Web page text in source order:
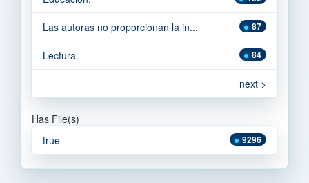
87
Las autoras no proporcionan la in...
84
Lectura.
next >
Has File(s)
9296
true